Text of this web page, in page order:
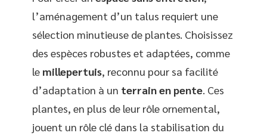
l’aménagement d’un talus requiert une
sélection minutieuse de plantes. Choisissez
des espèces robustes et adaptées, comme
le millepertuis, reconnu pour sa facilité
d’adaptation à un terrain en pente. Ces
plantes, en plus de leur rôle ornemental,
jouent un rôle clé dans la stabilisation du